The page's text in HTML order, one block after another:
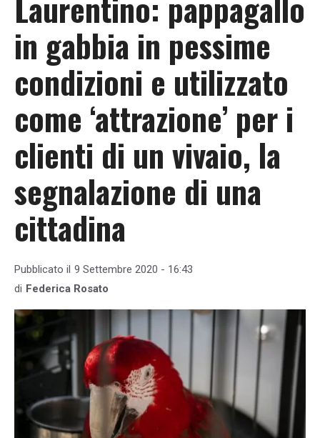
in gabbia in pessime
condizioni e utilizzato
come ‘attrazione’ per i
clienti di un vivaio, la
segnalazione di una
cittadina
Pubblicato il 9 Settembre 2020 - 16:43
di Federica Rosato